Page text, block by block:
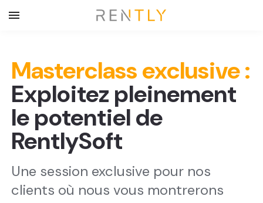
Masterclass exclusive :
Exploitez pleinement
le potentiel de
RentlySoft
Une session exclusive pour nos
clients où nous vous montrerons